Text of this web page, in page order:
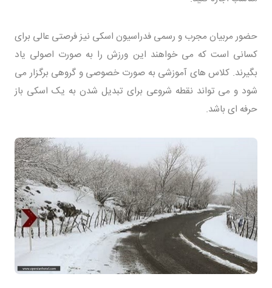
حضور مربیان مجرب و رسمی فدراسیون اسکی نیز فرصتی عالی برای
کسانی است که می خواهند این ورزش را به صورت اصولی یاد
بگیرند. کلاس های آموزشی به صورت خصوصی و گروهی برگزار می
شود و می تواند نقطه شروعی برای تبدیل شدن به یک اسکی باز
حرفه ای باشد.